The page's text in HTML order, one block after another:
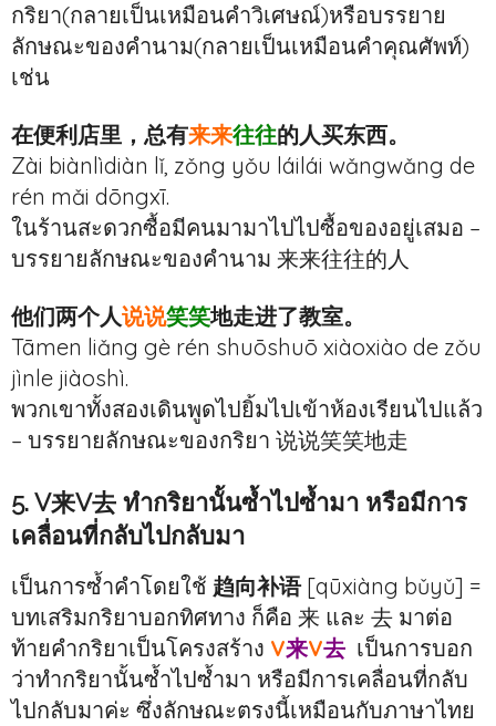
กริยา(กลายเป็นเหมือนคำวิเศษณ์)หรือบรรยาย
ลักษณะของคำนาม(กลายเป็นเหมือนคำคุณศัพท์)
เช่น
在便利店里，总有来来往往的人买东西。
Zài biànlìdiàn lǐ, zǒng yǒu láilái wǎngwǎng de
rén mǎi dōngxī.
ในร้านสะดวกซื้อมีคนมามาไปไปซื้อของอยู่เสมอ –
บรรยายลักษณะของคำนาม 来来往往的人
他们两个人说说笑笑地走进了教室。
Tāmen liǎng gè rén shuōshuō xiàoxiào de zǒu
jìnle jiàoshì.
พวกเขาทั้งสองเดินพูดไปยิ้มไปเข้าห้องเรียนไปแล้ว
– บรรยายลักษณะของกริยา 说说笑笑地走
5. V来V去 ทำกริยานั้นซ้ำไปซ้ำมา หรือมีการ
เคลื่อนที่กลับไปกลับมา
เป็นการซ้ำคำโดยใช้ 趋向补语[qūxiàng bǔyǔ] =
บทเสริมกริยาบอกทิศทาง ก็คือ 来 และ 去 มาต่อ
ท้ายคำกริยาเป็นโครงสร้าง V来V去 เป็นการบอก
ว่าทำกริยานั้นซ้ำไปซ้ำมา หรือมีการเคลื่อนที่กลับ
ไปกลับมาค่ะ ซึ่งลักษณะตรงนี้เหมือนกับภาษาไทย